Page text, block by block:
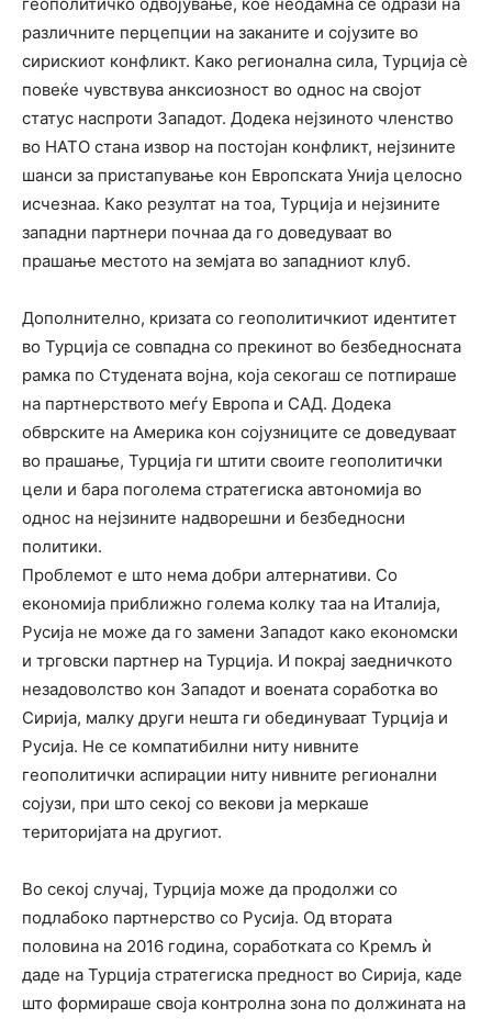
различните перцепции на заканите и сојузите во
сирискиот конфликт. Како регионална сила, Турција сѐ
повеќе чувствува анксиозност во однос на својот
статус наспроти Западот. Додека нејзиното членство
во НАТО стана извор на постојан конфликт, нејзините
шанси за пристапување кон Европската Унија целосно
исчезнаа. Како резултат на тоа, Турција и нејзините
западни партнери почнаа да го доведуваат во
прашање местото на земјата во западниот клуб.
Дополнително, кризата со геополитичкиот идентитет
во Турција се совпадна со прекинот во безбедносната
рамка по Студената војна, која секогаш се потпираше
на партнерството меѓу Европа и САД. Додека
обврските на Америка кон сојузниците се доведуваат
во прашање, Турција ги штити своите геополитички
цели и бара поголема стратегиска автономија во
однос на нејзините надворешни и безбедносни
политики.
Проблемот е што нема добри алтернативи. Со
економија приближно голема колку таа на Италија,
Русија не може да го замени Западот како економски
и трговски партнер на Турција. И покрај заедничкото
незадоволство кон Западот и воената соработка во
Сирија, малку други нешта ги обединуваат Турција и
Русија. Не се компатибилни ниту нивните
геополитички аспирации ниту нивните регионални
сојузи, при што секој со векови ја меркаше
територијата на другиот.
Во секој случај, Турција може да продолжи со
подлабоко партнерство со Русија. Од втората
половина на 2016 година, соработката со Кремљ ѝ
даде на Турција стратегиска предност во Сирија, каде
што формираше своја контролна зона по должината на